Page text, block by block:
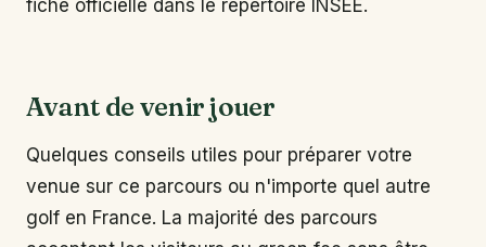
fiche officielle dans le répertoire INSEE.
Avant de venir jouer
Quelques conseils utiles pour préparer votre
venue sur ce parcours ou n'importe quel autre
golf en France. La majorité des parcours